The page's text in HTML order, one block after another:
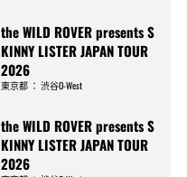
the WILD ROVER presents S
KINNY LISTER JAPAN TOUR
2026
東京都 ：渋谷O-West
the WILD ROVER presents S
KINNY LISTER JAPAN TOUR
2026